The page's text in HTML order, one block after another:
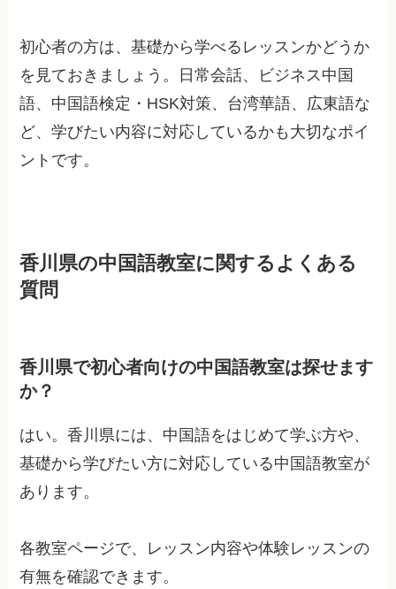
初心者の方は、基礎から学べるレッスンかどうか
を見ておきましょう。日常会話、ビジネス中国
語、中国語検定・HSK対策、台湾華語、広東語な
ど、学びたい内容に対応しているかも大切なポイ
ントです。
香川県の中国語教室に関するよくある
質問
香川県で初心者向けの中国語教室は探せます
か？
はい。香川県には、中国語をはじめて学ぶ方や、
基礎から学びたい方に対応している中国語教室が
あります。
各教室ページで、レッスン内容や体験レッスンの
有無を確認できます。